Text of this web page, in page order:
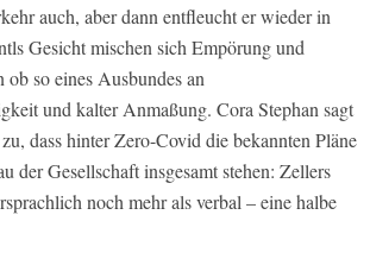
auch, aber dann entfleucht er wieder in
Gesicht mischen sich Empörung und
ob so eines Ausbundes an
und kalter Anmaßung. Cora Stephan sagt
dass hinter Zero-Covid die bekannten Pläne
der Gesellschaft insgesamt stehen: Zellers
noch mehr als verbal – eine halbe